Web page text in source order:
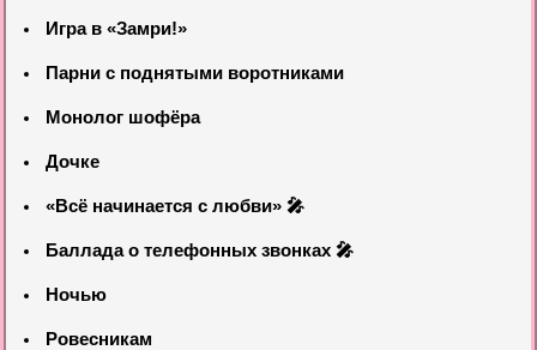
Игра в «Замри!»
Парни с поднятыми воротниками
Монолог шофёра
Дочке
«Всё начинается с любви» 🎤
Баллада о телефонных звонках 🎤
Ночью
Ровесникам